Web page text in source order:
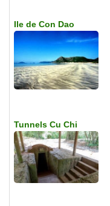
Ile de Con Dao
Tunnels Cu Chi